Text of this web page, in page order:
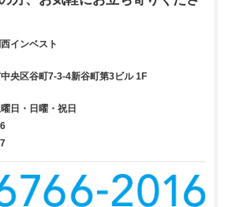
インベスト
央区谷町7-3-4新谷町第3ビル 1F
日・日曜・祝日